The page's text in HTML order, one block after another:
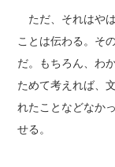
ただ、それはや
ことは伝わる。そ
だ。もちろん、わ
ためて考えれば、
れたことなどなか
せる。